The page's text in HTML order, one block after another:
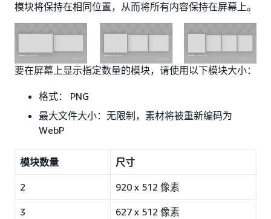
模块将保持在相同位置，从而将所有内容保持在屏幕上。
要在屏幕上显示指定数量的模块，请使用以下模块大小：
格式： PNG
最大文件大小：无限制，素材将被重新编码为
WebP
模块数量 尺寸
2 920 x 512 像素
3 627 x 512 像素